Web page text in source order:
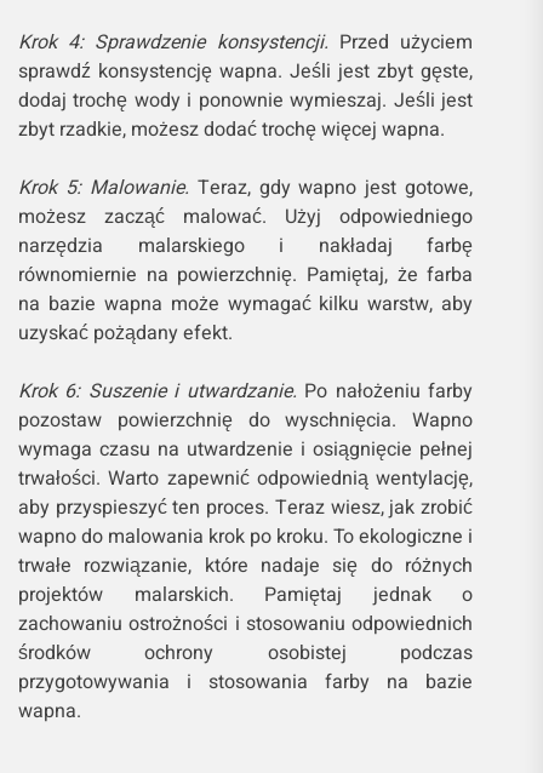
Krok 4: Sprawdzenie konsystencji. Przed użyciem
sprawdź konsystencję wapna. Jeśli jest zbyt gęste,
dodaj trochę wody i ponownie wymieszaj. Jeśli jest
zbyt rzadkie, możesz dodać trochę więcej wapna.
Krok 5: Malowanie. Teraz, gdy wapno jest gotowe,
możesz zacząć malować. Użyj odpowiedniego
narzędzia malarskiego i nakładaj farbę
równomiernie na powierzchnię. Pamiętaj, że farba
na bazie wapna może wymagać kilku warstw, aby
uzyskać pożądany efekt.
Krok 6: Suszenie i utwardzanie. Po nałożeniu farby
pozostaw powierzchnię do wyschnięcia. Wapno
wymaga czasu na utwardzenie i osiągnięcie pełnej
trwałości. Warto zapewnić odpowiednią wentylację,
aby przyspieszyć ten proces. Teraz wiesz, jak zrobić
wapno do malowania krok po kroku. To ekologiczne i
trwałe rozwiązanie, które nadaje się do różnych
projektów malarskich. Pamiętaj jednak o
zachowaniu ostrożności i stosowaniu odpowiednich
środków ochrony osobistej podczas
przygotowywania i stosowania farby na bazie
wapna.